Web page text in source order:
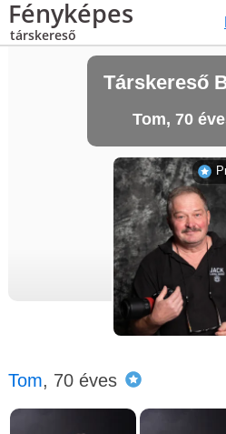
Fényképes
társkereső
Társkereső
Tom, 70
Tom, 70 éves